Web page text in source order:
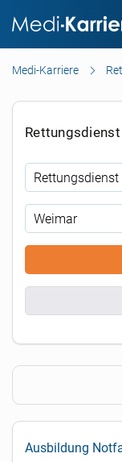
Medi-Karriere
Ausbildung